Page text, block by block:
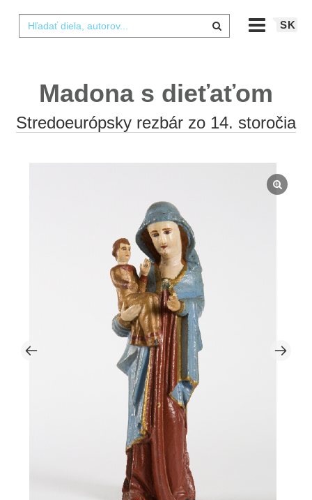
SK
Madona s dieťaťom
Stredoeurópsky rezbár zo 14. storočia